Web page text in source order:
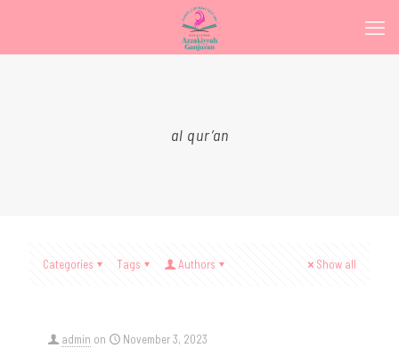
al qur’an
Categories Tags Authors Show all
admin on November 3, 2023